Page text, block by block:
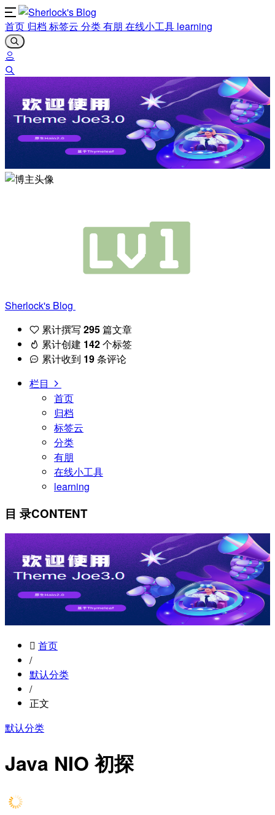
首页 归档 标签云 分类有朋 在线小工具 learning
Sherlock's Blog
累计撰写 295篇文章
累计创建 142个标签
累计收到 19条评论
栏目
首页
归档
标签云
分类
有朋
在线小工具
learning
目 录CONTENT
首页
/
默认分类
/
正文
默认分类
Java NIO 初探